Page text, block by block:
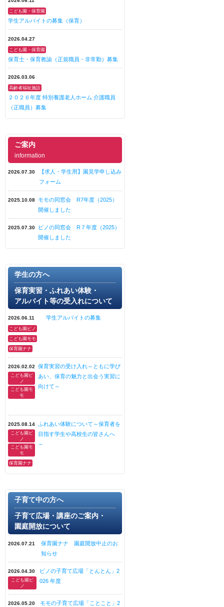
こども園・保育園
学生アルバイトの募集（保育）
2026.04.27
こども園・保育園
保育士・保育教諭（正規職員・非常勤）募集
2026.03.06
高齢者福祉施設
２０２６年度 特別養護老人ホーム 介護職員
（正職員）募集
ご案内
information
2026.07.30
【求人・学生用】園見学申し込み
フォーム
2025.10.08 モモの同窓会 R7年度（2025）
開催しました
2025.07.30
ピノの同窓会 R７年度（2025）
開催しました
学生の方へ
保育実習・ふれあい体験・
アルバイト等の受入れについて
2026.06.11
こども園ピノ
こども園モモ
保育園ナナ
学生アルバイトの募集
2026.02.02
こども園ピ
ノ
こども園モ
モ
保育実習の受け入れ～ともに学び
あい、保育の魅力と出会う実習に
向けて～
2025.08.14
こども園ピ
ノ
こども園モ
モ
保育園ナナ
ふれあい体験について～保育者を
目指す学生や高校生の皆さんへ
～
子育て中の方へ
子育て広場・講座のご案内・
園庭開放について
2026.07.21
保育園ナナ 園庭開放中止のお
知らせ
2026.04.30
こども園ピ
ノ
ピノの子育て広場「とんとん」2
026 年度
2026.05.20
モモの子育て広場「ことこと」2